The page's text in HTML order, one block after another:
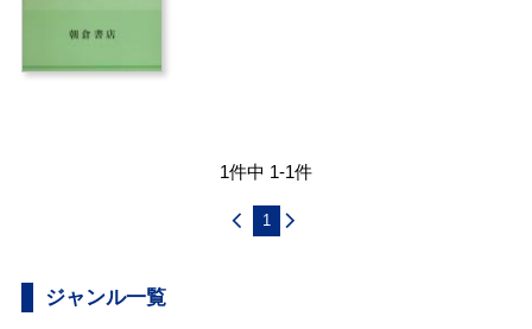
1件中 1-1件
1
ジャンル一覧